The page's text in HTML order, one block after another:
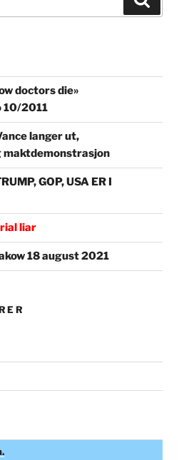
doctors die»
10/2011
langer ut,
maktdemonstrasjon
GOP, USA ER I
liar
18 august 2021